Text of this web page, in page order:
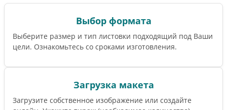
Выбор формата
Выберите размер и тип листовки подходящий под Ваши
цели. Ознакомьтесь со сроками изготовления.
Загрузка макета
Загрузите собственное изображение или создайте